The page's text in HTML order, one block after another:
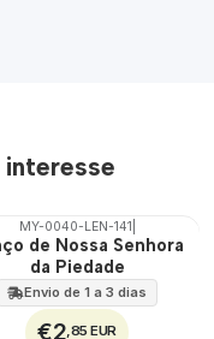
MY-0040-LEN-141
de Nossa Senhora
da Piedade
Envio de 1 a 3 dias
€2,85 EUR